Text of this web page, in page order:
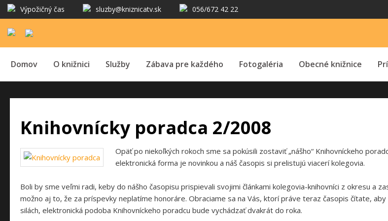
Výpožičný čas sluzby@kniznicatv.sk 056/672 42 22
Domov O knižnici Služby Zábava pre každého Fotogaléria Obecné knižnice
Knihovnícky poradca 2/2008
Opäť po niekoľkých rokoch sme sa pokúsili zostaviť „nášho“ Knihovníckeho
elektronická forma je novinkou a náš časopis si prelistujú viacerí kolegovia.
Boli by sme veľmi radi, keby do nášho časopisu prispievali svojimi článkami kolegovia-knihovníci z okresu a
možno aj to, že za príspevky neplatíme honoráre. Obraciame sa na Vás, ktorí práve teraz časopis čítate,
silách, elektronická podoba Knihovníckeho poradcu bude vychádzať dvakrát do roka.